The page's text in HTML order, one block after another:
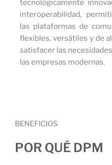
tecnológicamente
interoperabilidad,
las plataformas de
flexibles, versátiles y de
satisfacer las
las empresas modernas.
BENEFICIOS
POR QUÉ DPM